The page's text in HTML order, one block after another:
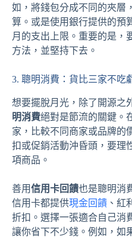
如，將錢包分成不同的夾層
算。或是使用銀行提供的預
月的支出上限。重要的是，
方法，並堅持下去。
3. 聰明消費：貨比三家不吃
想要擺脫月光，除了開源之
明消費絕對是節流的關鍵。
家，比較不同商家或品牌的
扣或促銷活動沖昏頭，要理
項商品。
善用信用卡回饋也是聰明消
信用卡都提供現金回饋 、紅
折扣。選擇一張適合自己消
讓你省下不少錢。例如，如